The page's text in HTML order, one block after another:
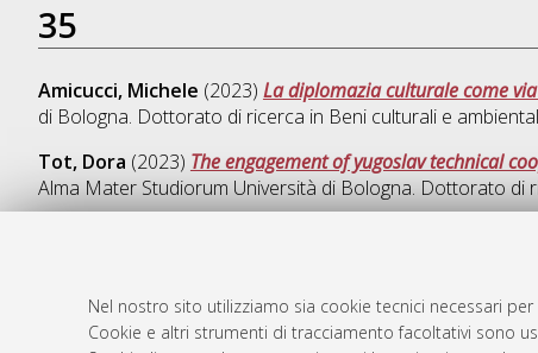
Nel nostro sito utilizziamo sia cookie tecnici necessari
Cookie e altri strumenti di tracciamento facoltativi sono
35
Amicucci, Michele (2023) La diplomazia culturale come
di Bologna. Dottorato di ricerca in Beni culturali e
Tot, Dora (2023) The engagement of yugoslav technical
Alma Mater Studiorum Università di Bologna. Dottorato di
Atom
AMS
ISSN: